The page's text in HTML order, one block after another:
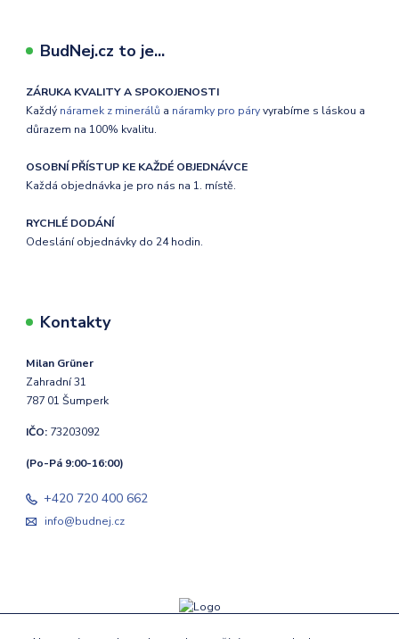
BudNej.cz to je...
ZÁRUKA KVALITY A SPOKOJENOSTI
Každý náramek z minerálů a náramky pro páryvyrabíme s láskou a
důrazem na 100% kvalitu.
OSOBNÍ PŘÍSTUP KE KAŽDÉ OBJEDNÁVCE
Každá objednávka je pro nás na 1. místě.
RYCHLÉ DODÁNÍ
Odeslání objednávky do 24 hodin.
Kontakty
Milan Grüner
Zahradní 31
787 01 Šumperk
IČO: 73203092
(Po-Pá 9:00-16:00)
+420 720 400 662
info@budnej.cz